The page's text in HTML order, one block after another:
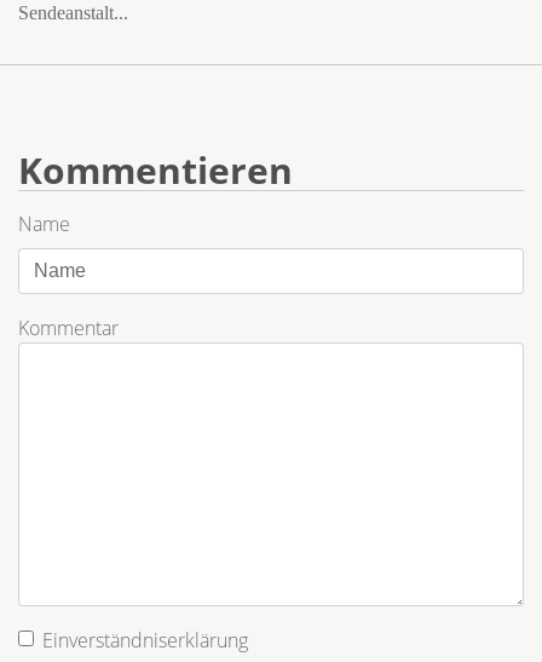
Sendeanstalt...
Kommentieren
Name
Kommentar
Einverständniserklärung